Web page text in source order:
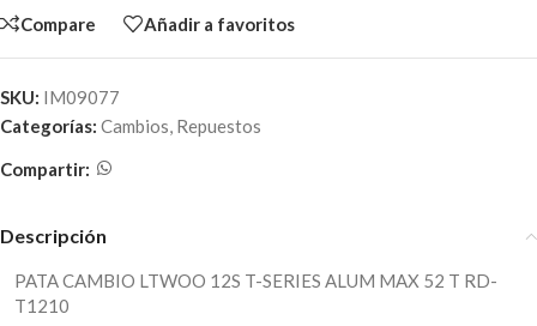
Compare Añadir a favoritos
SKU: IM09077
Categorías: Cambios, Repuestos
Compartir:
Descripción
PATA CAMBIO LTWOO 12S T-SERIES ALUM MAX 52 T RD-
T1210